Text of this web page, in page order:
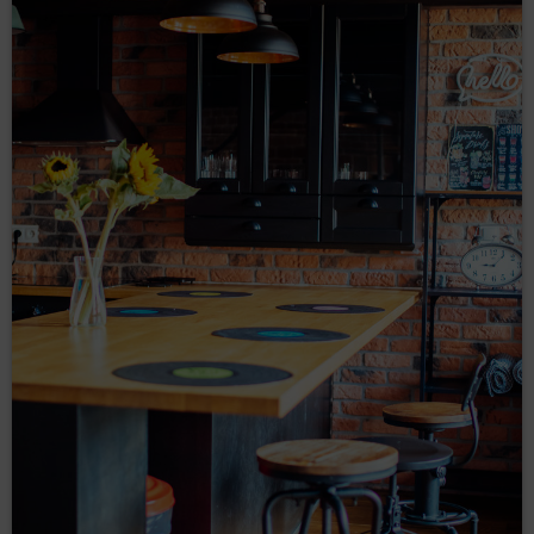
Elektronicznym Formularzu Rezerwacji.
W przypadku stwierdzenia niezgodnego z Umową
świadczenia usług, wszelkie reklamacje Gość powinien
zgłosić na piśmie lub w formie wiadomości e-mail w
terminie 14 dni od dnia zakończenia pobytu.
Reklamacja powinna zawierać dane Gościa: imię,
nazwisko, adres poczty e-mail podany podczas
rezerwacji, wskazanie problemu.
Usługodawca rozpatruje reklamację w terminie 14 dni
od jej otrzymania, o czym informuje Gościa w tej samej
formie: pisemnej lub elektronicznej.
Jeżeli informacje podane w reklamacji wymagają
uzupełnienia, Usługodawca zwróci się o ich
uzupełnienie w terminie wyznaczonym do rozpoznania
reklamacji. Termin, o którym mowa w pkt 3 biegnie dla
Usługodawcy od momentu otrzymania uzupełnionej
W wypadku odmowy uwzględnienia reklamacji
Usługodawca jest obowiązany szczegółowo uzasadnić
na piśmie lub w formie elektronicznej przyczyny
odmowy.